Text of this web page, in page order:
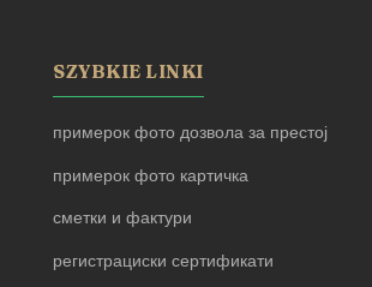
SZYBKIE LINKI
примерок фото дозвола за престој
примерок фото картичка
сметки и фактури
регистрациски сертификати